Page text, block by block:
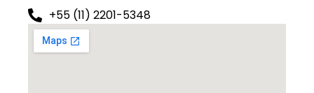
+55 (11) 2201-5348